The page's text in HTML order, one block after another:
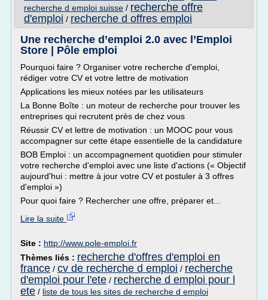
recherche d emploi suisse / recherche offre
d'emploi / recherche d offres emploi
Une recherche d’emploi 2.0 avec l’Emploi
Store | Pôle emploi
Pourquoi faire ? Organiser votre recherche d'emploi,
rédiger votre CV et votre lettre de motivation
Applications les mieux notées par les utilisateurs
La Bonne Boîte : un moteur de recherche pour trouver les
entreprises qui recrutent près de chez vous
Réussir CV et lettre de motivation : un MOOC pour vous
accompagner sur cette étape essentielle de la candidature
BOB Emploi : un accompagnement quotidien pour stimuler
votre recherche d'emploi avec une liste d'actions (« Objectif
aujourd'hui : mettre à jour votre CV et postuler à 3 offres
d'emploi »)
Pour quoi faire ? Rechercher une offre, préparer et...
Lire la suite
Site : http://www.pole-emploi.fr
Thèmes liés : recherche d'offres d'emploi en
france / cv de recherche d emploi / recherche
d'emploi pour l'ete / recherche d emploi pour l
ete / liste de tous les sites de recherche d emploi